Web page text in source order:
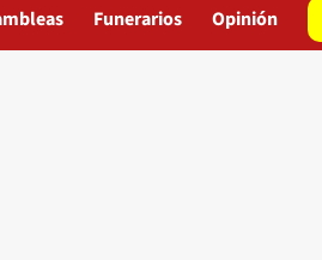
Funerarios Opinión